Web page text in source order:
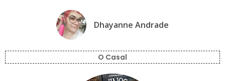
Dhayanne Andrade
O Casal